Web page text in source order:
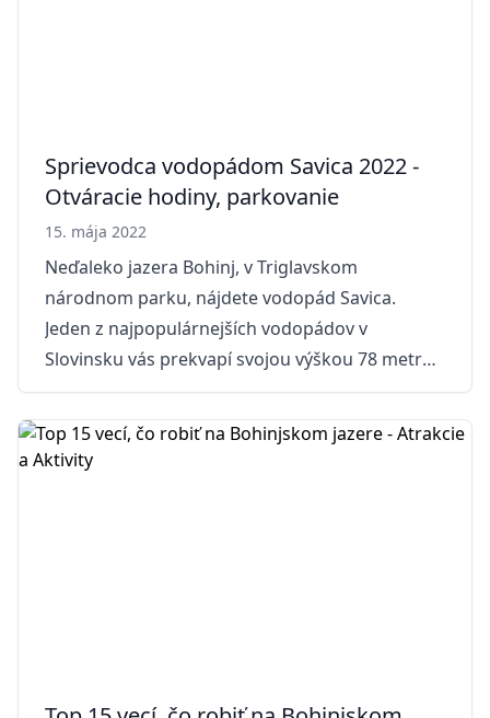
Sprievodca vodopádom Savica 2022 -
Otváracie hodiny, parkovanie
15. mája 2022
Neďaleko jazera Bohinj, v Triglavskom
národnom parku, nájdete vodopád Savica.
Jeden z najpopulárnejších vodopádov v
Slovinsku vás prekvapí svojou výškou 78 metrov
a tým, že voda dopadá na zem v dvoch prúdoch.
Ak sa nachádzate v tejto oblasti, je to ideálny
program aj s deťmi. ?Vodopád sa v slovinčine